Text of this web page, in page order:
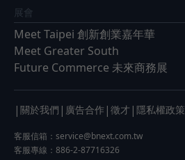
展會
Meet Taipei 創新創業嘉年華
Meet Greater South
Future Commerce 未來商務展
| 關於我們 | 廣告合作 | 徵才 | 隱私權政策
客服信箱： service@bnext.com.tw
客服專線：886-2-87716326